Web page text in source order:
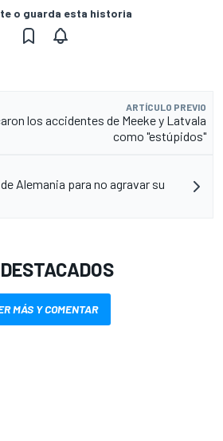
o guarda esta historia
ARTÍCULO PREVIO
los accidentes de Meeke y Latvala
como "estúpidos"
Alemania para no agravar su
MÁS Y COMENTAR